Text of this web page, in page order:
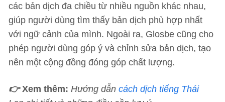
các bản dịch đa chiều từ nhiều nguồn khác nhau,
giúp người dùng tìm thấy bản dịch phù hợp nhất
với ngữ cảnh của mình. Ngoài ra, Glosbe cũng cho
phép người dùng góp ý và chỉnh sửa bản dịch, tạo
nên một cộng đồng đóng góp chất lượng.
👉Xem thêm: Hướng dẫn cách dịch tiếng Thái